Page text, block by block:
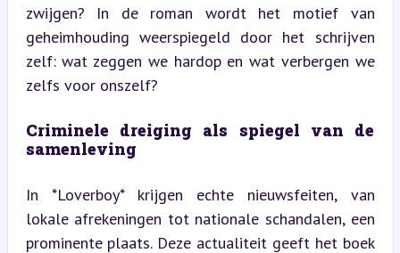
zwijgen? In de roman wordt het motief van
geheimhouding weerspiegeld door het schrijven
zelf: wat zeggen we hardop en wat verbergen we
zelfs voor onszelf?
Criminele dreiging als spiegel van de
samenleving
In *Loverboy* krijgen echte nieuwsfeiten, van
lokale afrekeningen tot nationale schandalen, een
prominente plaats. Deze actualiteit geeft het boek